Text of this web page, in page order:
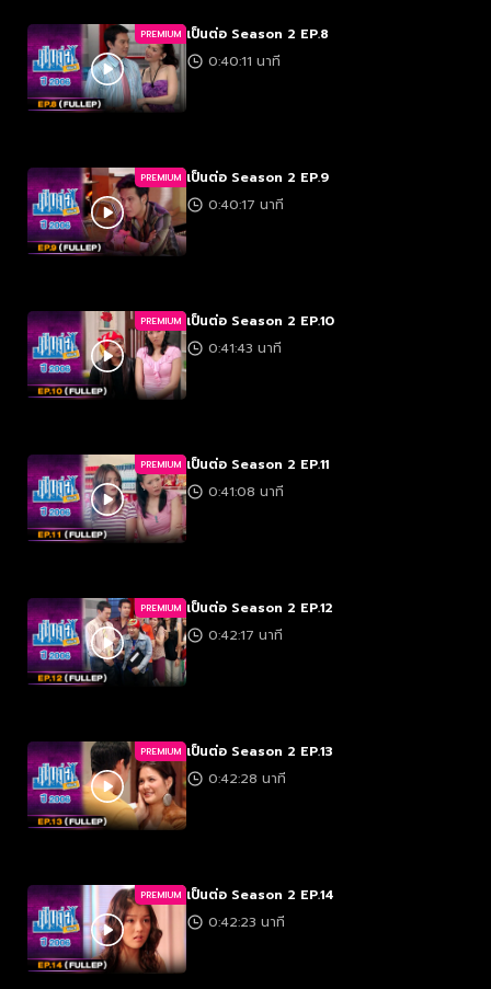
PREMIUM เป็นต่อ Season 2 EP.8
0:40:11 นาที
PREMIUM เป็นต่อ Season 2 EP.9
0:40:17 นาที
PREMIUM เป็นต่อ Season 2 EP.10
0:41:43 นาที
PREMIUM เป็นต่อ Season 2 EP.11
0:41:08 นาที
PREMIUM เป็นต่อ Season 2 EP.12
0:42:17 นาที
PREMIUM เป็นต่อ Season 2 EP.13
0:42:28 นาที
PREMIUM เป็นต่อ Season 2 EP.14
0:42:23 นาที